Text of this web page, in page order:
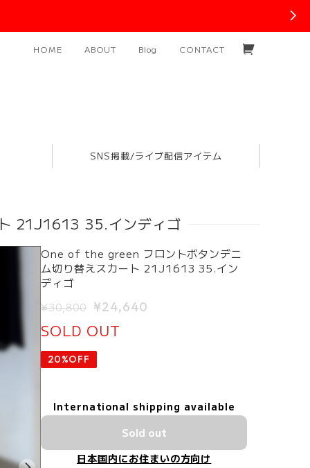
HOME ABOUT Blog CONTACT
SNS掲載/ライブ配信アイテム
21J1613 35.インディゴ
One of the green フロントボタンデニ
ム切り替えスカート 21J1613 35.イン
ディゴ
¥30,800 ¥24,640
SOLD OUT
20%OFF
International shipping available
Sold out
日本国内にお住まいの方向け